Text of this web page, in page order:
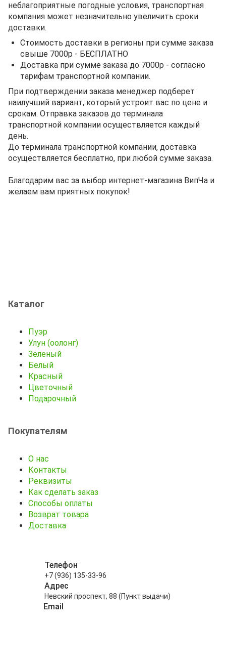
неблагоприятные погодные условия, транспортная
компания может незначительно увеличить сроки
доставки.
Стоимость доставки в регионы при сумме заказа
свыше 7000р - БЕСПЛАТНО
Доставка при сумме заказа до 7000р - согласно
тарифам транспортной компании.
При подтверждении заказа менеджер подберет
наилучший вариант, который устроит вас по цене и
срокам. Отправка заказов до терминала
транспортной компании осуществляется каждый
день.
До терминала транспортной компании, доставка
осуществляется бесплатно, при любой сумме заказа.
Благодарим вас за выбор интернет-магазина ВипЧа и
желаем вам приятных покупок!
Каталог
Пуэр
Улун (оолонг)
Зеленый
Белый
Красный
Цветочный
Подарочный
Покупателям
О нас
Контакты
Реквизиты
Как сделать заказ
Способы оплаты
Возврат товара
Доставка
Телефон
+7 (936) 135-33-96
Адрес
Невский проспект, 88 (Пункт выдачи)
Email